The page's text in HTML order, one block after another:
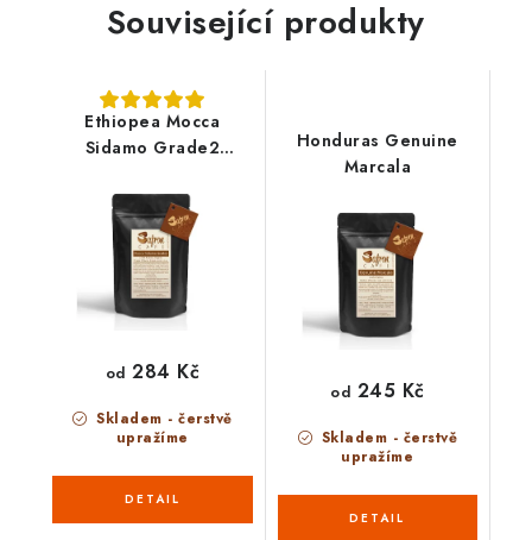
Související produkty
Ethiopea Mocca
Sidamo Grade2
Skladem - čerstvě
upražíme
od 284 Kč
Honduras Genuine
Marcala
Skladem - čerstvě
upražíme
od 245 Kč